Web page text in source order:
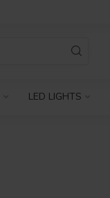
LED LIGHTS